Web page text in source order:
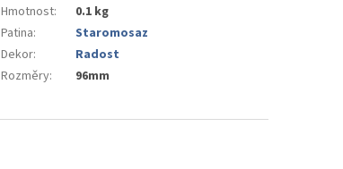
Hmotnost:
0.1 kg
Patina:
Staromosaz
Dekor:
Radost
Rozměry: 96mm